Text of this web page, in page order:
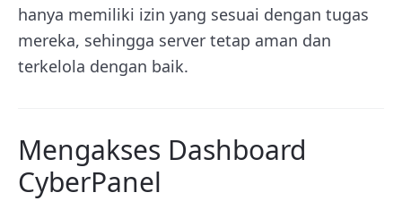
hanya memiliki izin yang sesuai dengan tugas
mereka, sehingga server tetap aman dan
terkelola dengan baik.
Mengakses Dashboard
CyberPanel